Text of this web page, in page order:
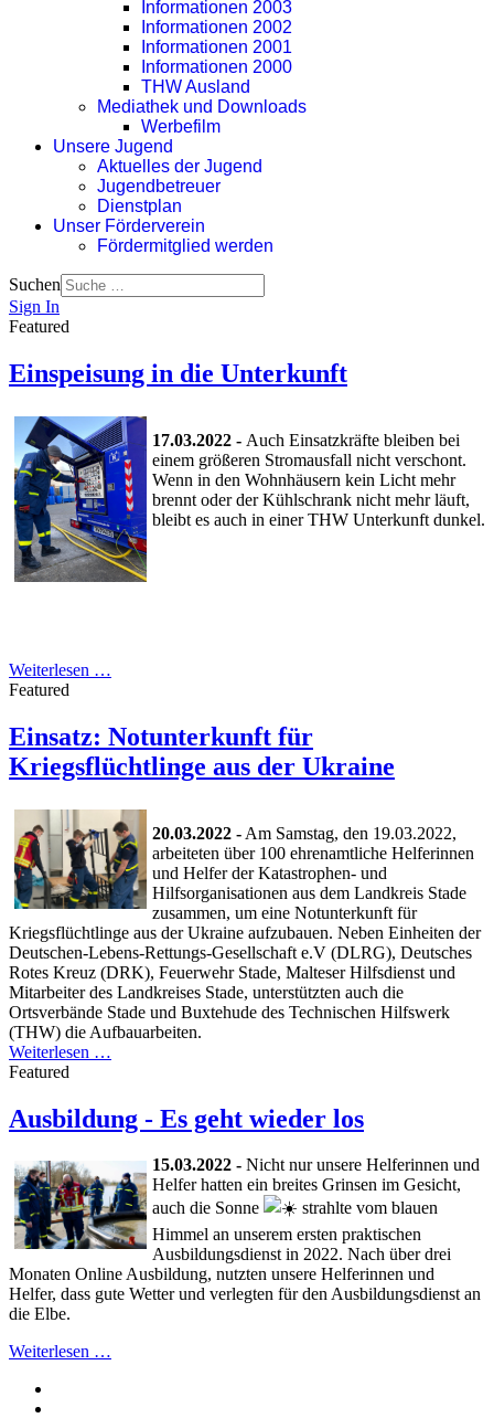
Informationen 2003
Informationen 2002
Informationen 2001
Informationen 2000
THW Ausland
Mediathek und Downloads
Werbefilm
Unsere Jugend
Aktuelles der Jugend
Jugendbetreuer
Dienstplan
Unser Förderverein
Fördermitglied werden
Suchen
Sign In
Featured
Einspeisung in die Unterkunft
17.03.2022 - Auch Einsatzkräfte bleiben bei
einem größeren Stromausfall nicht verschont.
Wenn in den Wohnhäusern kein Licht mehr
brennt oder der Kühlschrank nicht mehr läuft,
bleibt es auch in einer THW Unterkunft dunkel.
Weiterlesen …
Featured
Einsatz: Notunterkunft für
Kriegsflüchtlinge aus der Ukraine
20.03.2022 - Am Samstag, den 19.03.2022,
arbeiteten über 100 ehrenamtliche Helferinnen
und Helfer der Katastrophen- und
Hilfsorganisationen aus dem Landkreis Stade
zusammen, um eine Notunterkunft für
Kriegsflüchtlinge aus der Ukraine aufzubauen. Neben Einheiten der
Deutschen-Lebens-Rettungs-Gesellschaft e.V (DLRG), Deutsches
Rotes Kreuz (DRK), Feuerwehr Stade, Malteser Hilfsdienst und
Mitarbeiter des Landkreises Stade, unterstützten auch die
Ortsverbände Stade und Buxtehude des Technischen Hilfswerk
(THW) die Aufbauarbeiten.
Weiterlesen …
Featured
Ausbildung - Es geht wieder los
15.03.2022 - Nicht nur unsere Helferinnen und
Helfer hatten ein breites Grinsen im Gesicht,
auch die Sonne
strahlte vom blauen
Himmel an unserem ersten praktischen
Ausbildungsdienst in 2022. Nach über drei
Monaten Online Ausbildung, nutzten unsere Helferinnen und
Helfer, dass gute Wetter und verlegten für den Ausbildungsdienst an
die Elbe.
Weiterlesen …